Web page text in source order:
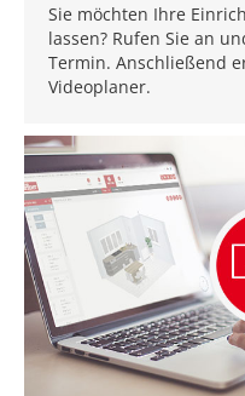
Sie möchten Ihre
lassen? Rufen Sie an
Termin. Anschließend
Videoplaner.